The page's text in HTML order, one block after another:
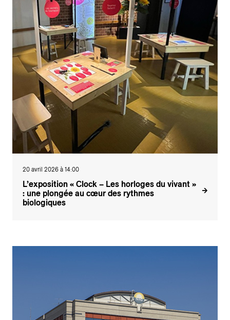
20 avril 2026 à 14:00
L’exposition « Clock – Les horloges du vivant »
: une plongée au cœur des rythmes
biologiques